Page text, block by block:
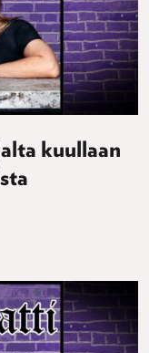
kuullaan